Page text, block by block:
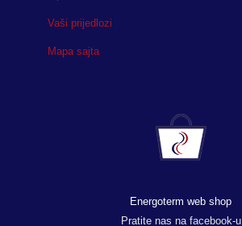
Vaši prijedlozi
Mapa sajta
Energoterm web shop
Pratite nas na facebook-u